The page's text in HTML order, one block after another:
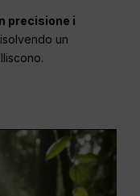
precisione i
risolvendo un